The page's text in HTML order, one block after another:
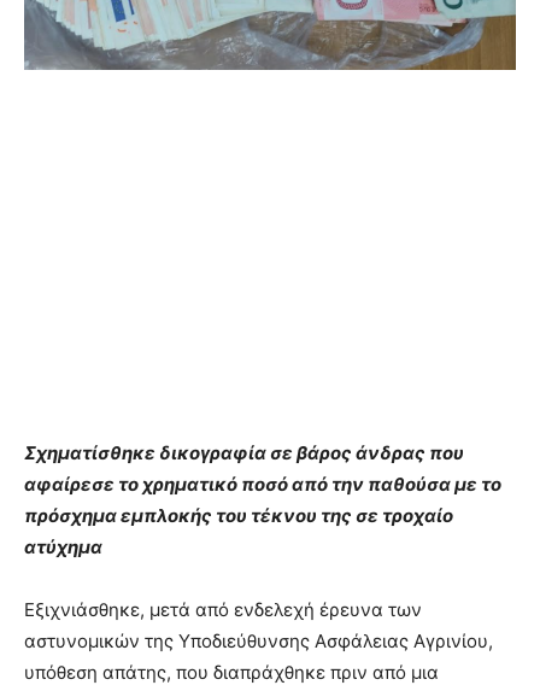
Σχηματίσθηκε δικογραφία σε βάρος άνδρας που
αφαίρεσε το χρηματικό ποσό από την παθούσα με το
πρόσχημα εμπλοκής του τέκνου της σε τροχαίο
ατύχημα
Εξιχνιάσθηκε, μετά από ενδελεχή έρευνα των
αστυνομικών της Υποδιεύθυνσης Ασφάλειας Αγρινίου,
υπόθεση απάτης, που διαπράχθηκε πριν από μια